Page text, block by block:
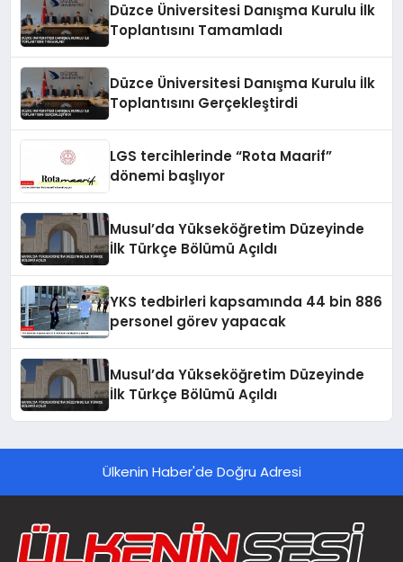
Düzce Üniversitesi Danışma Kurulu İlk
Toplantısını Tamamladı
Düzce Üniversitesi Danışma Kurulu İlk
Toplantısını Gerçekleştirdi
LGS tercihlerinde “Rota Maarif”
dönemi başlıyor
Musul’da Yükseköğretim Düzeyinde
İlk Türkçe Bölümü Açıldı
YKS tedbirleri kapsamında 44 bin 886
personel görev yapacak
Musul’da Yükseköğretim Düzeyinde
İlk Türkçe Bölümü Açıldı
Ülkenin Haber'de Doğru Adresi